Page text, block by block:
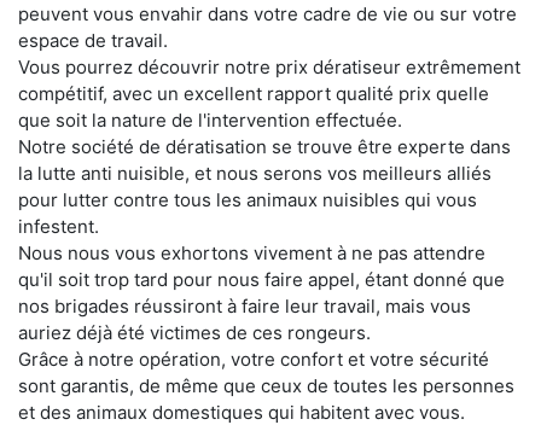
peuvent vous envahir dans votre cadre de vie ou sur votre
espace de travail.
Vous pourrez découvrir notre prix dératiseur extrêmement
compétitif, avec un excellent rapport qualité prix quelle
que soit la nature de l'intervention effectuée.
Notre société de dératisation se trouve être experte dans
la lutte anti nuisible, et nous serons vos meilleurs alliés
pour lutter contre tous les animaux nuisibles qui vous
infestent.
Nous nous vous exhortons vivement à ne pas attendre
qu'il soit trop tard pour nous faire appel, étant donné que
nos brigades réussiront à faire leur travail, mais vous
auriez déjà été victimes de ces rongeurs.
Grâce à notre opération, votre confort et votre sécurité
sont garantis, de même que ceux de toutes les personnes
et des animaux domestiques qui habitent avec vous.